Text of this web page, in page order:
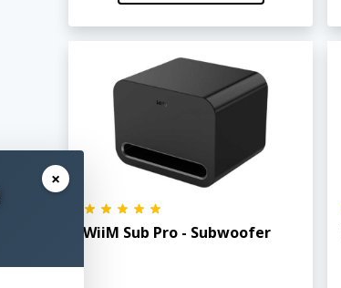
WiiM Sub Pro - Subwoofer
×